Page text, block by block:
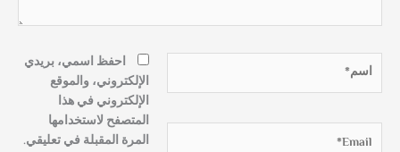
اسم*
احفظ اسمي، بريدي
الإلكتروني، والموقع
الإلكتروني في هذا
المتصفح لاستخدامها
المرة المقبلة في تعليقي.